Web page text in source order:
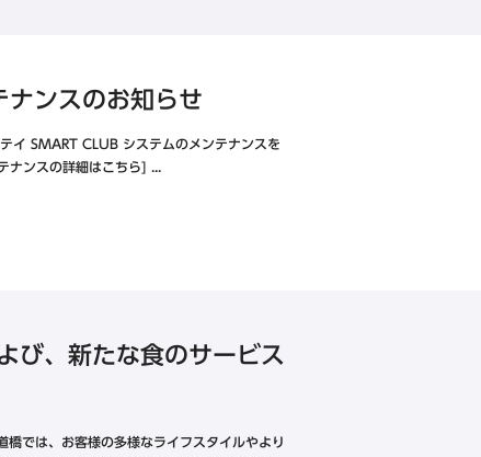
ログイン
東急ステイ大阪本町
ンスのお知らせ
イ SMART CLUB システムのメンテナンスを
ンスの詳細はこちら] ...
び、新たな食のサービス
では、お客様の多様なライフスタイルやより